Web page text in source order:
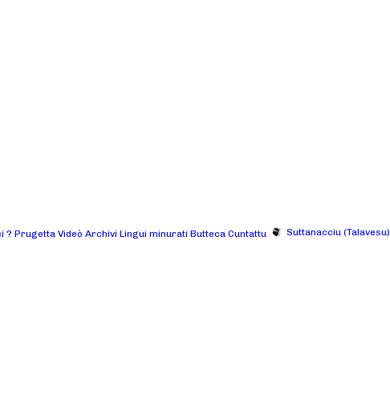
? Prugetta Videò Archivi Lingui minurati Butteca Cuntattu Suttanacciu (Talavesu)